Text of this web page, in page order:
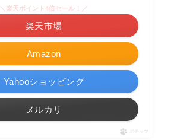
Amazon
＼楽天ポイント4倍セール！／
楽天市場
Yahooショッピング
メルカリ
ポチップ